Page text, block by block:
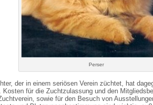
Perser
der in einem seriösen Verein züchtet, hat
Kosten für die Zuchtzulassung und den
sowie für den Besuch von